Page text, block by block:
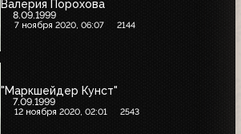
Валерия Порохова
8.09.1999
7 ноября 2020, 06:07 2144
"Маркшейдер Кунст"
7.09.1999
12 ноября 2020, 02:01 2543